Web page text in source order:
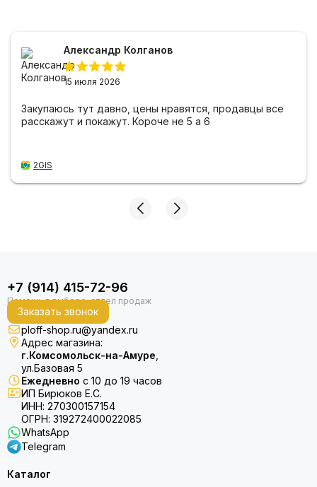
Александр Колганов
15 июля 2026
Закупаюсь тут давно, цены нравятся, продавцы все
расскажут и покажут. Короче не 5 а 6
2GIS
+7 (914) 415-72-96
Заказать звонок
ploff-shop.ru@yandex.ru
Адрес магазина:
г.Комсомольск-на-Амуре
ул.Базовая 5
Ежедневно с 10 до 19 часов
ИП Бирюков Е.С.
ИНН: 270300157154
ОГРН: 319272400022085
WhatsApp
Telegram
Каталог